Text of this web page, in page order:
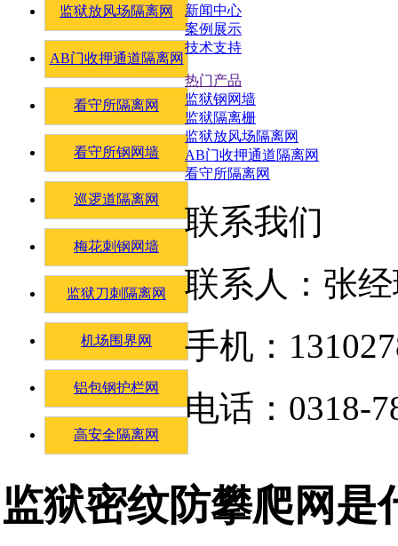
监狱放风场隔离网
AB门收押通道隔离网
看守所隔离网
看守所钢网墙
巡逻道隔离网
梅花刺钢网墙
监狱刀刺隔离网
机场围界网
铝包钢护栏网
高安全隔离网
监狱密纹防攀爬网是
新闻中心
案例展示
技术支持
热门产品
监狱钢网墙
监狱隔离栅
监狱放风场隔离网
AB门收押通道隔离网
看守所隔离网
联系我们
联系人：张
手机：
电话：0318-